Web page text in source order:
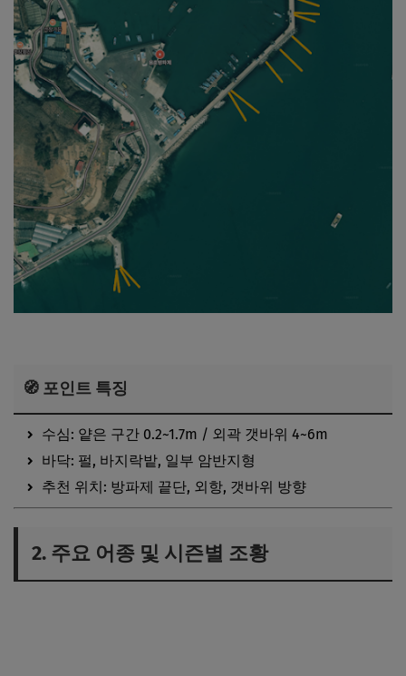
🧭 포인트 특징
수심: 얕은 구간 0.2~1.7m / 외곽 갯바위 4~6m
바닥: 펄, 바지락밭, 일부 암반지형
추천 위치: 방파제 끝단, 외항, 갯바위 방향
2. 주요 어종 및 시즌별 조황